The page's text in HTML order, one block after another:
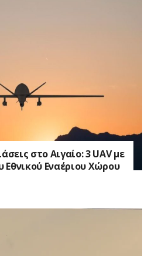
στο Αιγαίο: 3 UAV με
Εθνικού Εναέριου Χώρου